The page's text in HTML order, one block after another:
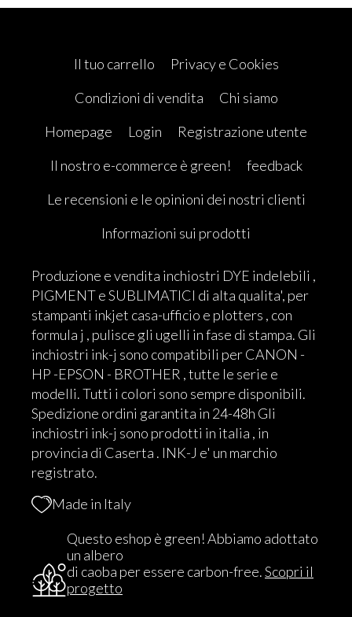
Il tuo carrello
Privacy e Cookies
Condizioni di vendita
Chi siamo
Homepage
Login
Registrazione utente
Il nostro e-commerce è green!
feedback
Le recensioni e le opinioni dei nostri clienti
Informazioni sui prodotti
Produzione e vendita inchiostri DYE indelebili ,
PIGMENT e SUBLIMATICI di alta qualita', per
stampanti inkjet casa-ufficio e plotters , con
formula j , pulisce gli ugelli in fase di stampa. Gli
inchiostri ink-j sono compatibili per CANON -
HP -EPSON - BROTHER , tutte le serie e
modelli. Tutti i colori sono sempre disponibili.
Spedizione ordini garantita in 24-48h Gli
inchiostri ink-j sono prodotti in italia , in
provincia di Caserta . INK-J e' un marchio
registrato.
Made in Italy
Questo eshop è green! Abbiamo adottato
un albero
di caoba per essere carbon-free.Scopri il
progetto